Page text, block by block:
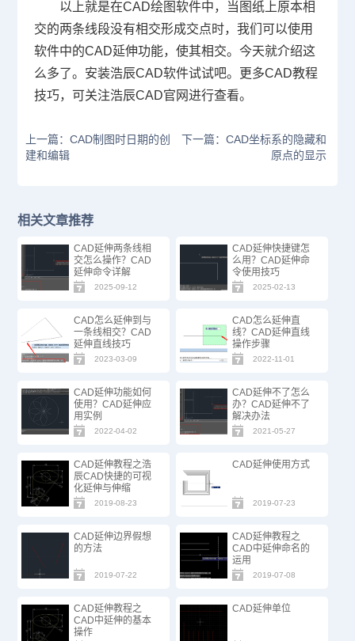
以上就是在CAD绘图软件中，当图纸上原本相
交的两条线段没有相交形成交点时，我们可以使用
软件中的CAD延伸功能，使其相交。今天就介绍这
么多了。安装浩辰CAD软件试试吧。更多CAD教程
技巧，可关注浩辰CAD官网进行查看。
上一篇：CAD制图时日期的创
建和编辑
下一篇：CAD坐标系的隐藏和
原点的显示
相关文章推荐
CAD延伸两条线相
交怎么操作？CAD
延伸命令详解
2025-09-12
CAD延伸快捷键怎
么用？CAD延伸命
令使用技巧
2025-02-13
CAD怎么延伸到与
一条线相交？CAD
延伸直线技巧
2023-03-09
CAD怎么延伸直
线？CAD延伸直线
操作步骤
2022-11-01
CAD延伸功能如何
使用？CAD延伸应
用实例
2022-04-02
CAD延伸不了怎么
办？CAD延伸不了
解决办法
2021-05-27
CAD延伸教程之浩
辰CAD快捷的可视
化延伸与伸缩
2019-08-23
CAD延伸使用方式
2019-07-23
CAD延伸边界假想
的方法
2019-07-22
CAD延伸教程之
CAD中延伸命名的
运用
2019-07-08
CAD延伸教程之
CAD中延伸的基本
操作
CAD延伸单位